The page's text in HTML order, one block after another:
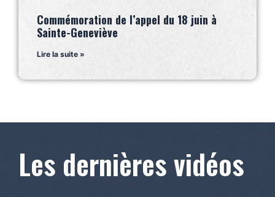
Commémoration de l’appel du 18 juin à
Sainte-Geneviève
Lire la suite »
Les dernières vidéos